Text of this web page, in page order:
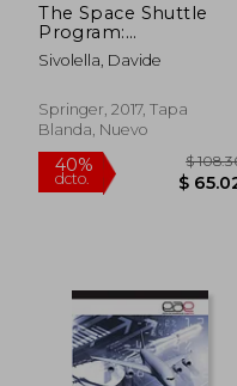
40%
dcto.
The Space Shuttle
Program:
Technologies and
Accomplishments
Sivolella, Davide
Springer, 2017, Tapa
Blanda, Nuevo